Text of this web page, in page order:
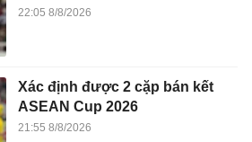
22:05 8/8/2026
Xác định được 2 cặp bán kết
ASEAN Cup 2026
21:55 8/8/2026